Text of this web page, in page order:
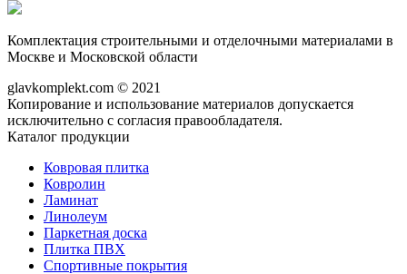
Комплектация строительными и отделочными материалами в
Москве и Московской области
glavkomplekt.com © 2021
Копирование и использование материалов допускается
исключительно с согласия правообладателя.
Каталог продукции
Ковровая плитка
Ковролин
Ламинат
Линолеум
Паркетная доска
Плитка ПВХ
Спортивные покрытия